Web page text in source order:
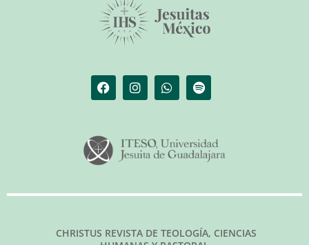
CHRISTUS REVISTA DE TEOLOGÍA, CIENCIAS